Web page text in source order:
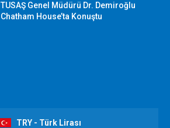
TUSAŞ Genel Müdürü Dr. Demiroğlu
Chatham House’ta Konuştu
TRY - Türk Lirası